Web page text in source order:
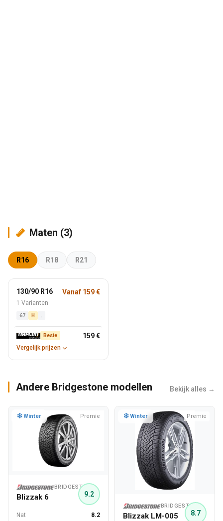
Maten (3)
R16 R18 R21
130/90 R16 Vanaf 159 €
1 Varianten
67 H
Beste 159 €
Vergelijk prijzen
Andere Bridgestone modellen Bekijk alles →
Winter Premie
BRIDGESTONE
Blizzak 6 9.2
Nat 8.2
Winter Premie
BRIDGESTONE
Blizzak LM-005 8.7